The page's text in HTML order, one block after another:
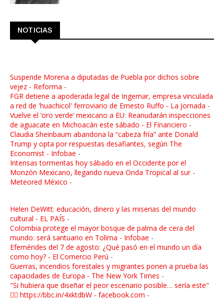
NOTICIAS
Suspende Morena a diputadas de Puebla por dichos sobre
vejez - Reforma -
FGR detiene a apoderada legal de Ingemar, empresa vinculada
a red de 'huachicol' ferroviario de Ernesto Ruffo - La Jornada -
Vuelve el ‘oro verde’ mexicano a EU: Reanudarán inspecciones
de aguacate en Michoacán este sábado - El Financiero -
Claudia Sheinbaum abandona la “cabeza fría” ante Donald
Trump y opta por respuestas desafiantes, según The
Economist - Infobae -
Intensas tormentas hoy sábado en el Occidente por el
Monzón Mexicano, llegando nueva Onda Tropical al sur -
Meteored México -
Helen DeWitt: educación, dinero y las miserias del mundo
cultural - EL PAÍS -
Colombia protege el mayor bosque de palma de cera del
mundo: será santuario en Tolima - Infobae -
Efemérides del 7 de agosto: ¿Qué pasó en el mundo un día
como hoy? - El Comercio Perú -
Guerras, incendios forestales y migrantes ponen a prueba las
capacidades de Europa - The New York Times -
"Si hubiera que diseñar el peor escenario posible… sería este"
👉🏼 https://bbc.in/4xktdbW - facebook.com -